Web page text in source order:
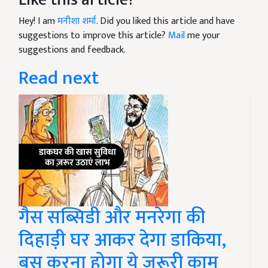
Hey! I amमनीशा शर्मा. Did you liked this article and have
suggestions to improve this article? Mailme your
suggestions and feedback.
Read next
गैस सब्सिडी और मनरेगा की
दिहाड़ी घर आकर देगा डाकिया,